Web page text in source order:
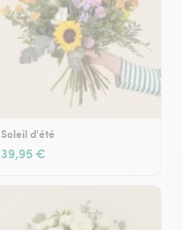
Soleil d'été
39,95 €